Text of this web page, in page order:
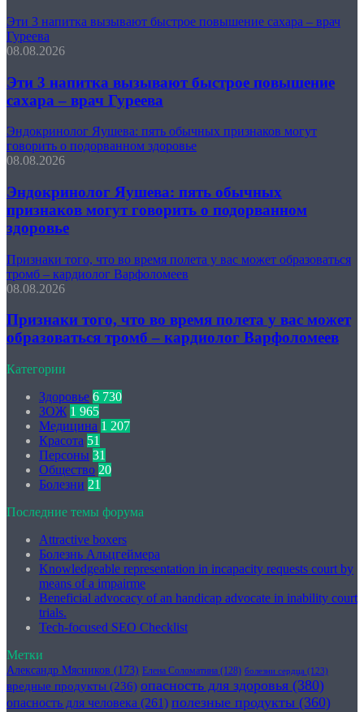
Эти 3 напитка вызывают быстрое повышение сахара – врач
Гуреева
08.08.2026
Эти 3 напитка вызывают быстрое повышение
сахара – врач Гуреева
Эндокринолог Яушева: пять обычных признаков могут
говорить о подорванном здоровье
08.08.2026
Эндокринолог Яушева: пять обычных
признаков могут говорить о подорванном
здоровье
Признаки того, что во время полета у вас может образоваться
тромб – кардиолог Варфоломеев
08.08.2026
Признаки того, что во время полета у вас может
образоваться тромб – кардиолог Варфоломеев
Категории
Здоровье 6 730
ЗОЖ 1 965
Медицина 1 207
Красота 51
Персоны 31
Общество 20
Болезни 21
Последние темы форума
Attractive boxers
Болезнь Альцгеймера
Knowledgeable representation in incapacity requests court by
means of a impairme
Beneficial advocacy of an handicap advocate in inability court
trials.
Tech-focused SEO Checklist
Метки
Александр Мясников (173) Елена Соломатина (128) болезни сердца (123)
вредные продукты (236) опасность для здоровья (380)
опасность для человека (261) полезные продукты (360)